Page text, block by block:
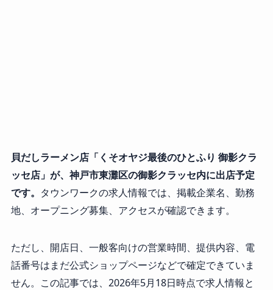
貝だしラーメン店「くそオヤジ最後のひとふり 御影クラ
ッセ店」が、神戸市東灘区の御影クラッセ内に出店予定
です。 タウンワークの求人情報では、掲載企業名、勤務
地、オープニング募集、アクセスが確認できます。
ただし、開店日、一般客向けの営業時間、提供内容、電
話番号はまだ公式ショップページなどで確定できていま
せん。この記事では、2026年5月18日時点で求人情報と